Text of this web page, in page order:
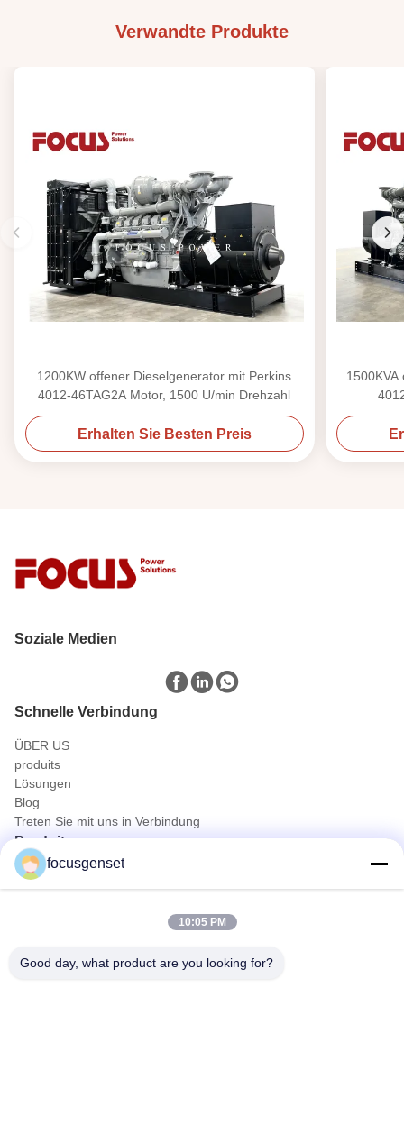
Verwandte Produkte
1200KW offener Dieselgenerator mit Perkins
4012-46TAG2A Motor, 1500 U/min Drehzahl
Erhalten Sie Besten Preis
Soziale Medien
Schnelle Verbindung
ÜBER US
produits
Lösungen
Blog
Treten Sie mit uns in Verbindung
Produits
Cummins Dieselgeneratorset
Perkins Diesel-Generator-Set
Auf einem Rahmen montierter Generator
focusgenset
10:05 PM
Good day, what product are you looking for?